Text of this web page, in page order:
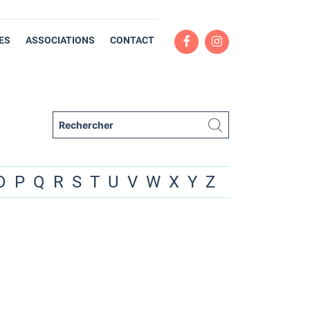
ASSOCIATIONS CONTACT
P Q R S T U V W X Y Z